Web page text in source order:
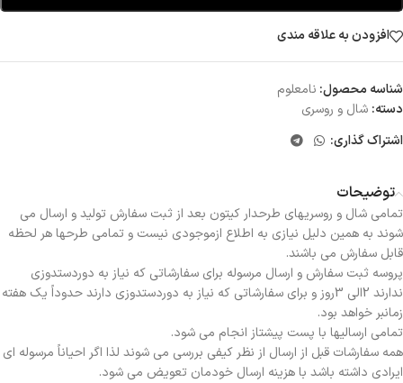
افزودن به علاقه مندی
شناسه محصول: نامعلوم
دسته: شال و روسری
اشتراک گذاری:
توضیحات
تمامی شال و روسریهای طرحدار کیتون بعد از ثبت سفارش تولید و ارسال می
شوند به همین دلیل نیازی به اطلاع ازموجودی نیست و تمامی طرحها هر لحظه
قابل سفارش می باشند.
پروسه ثبت سفارش و ارسال مرسوله برای سفارشاتی که نیاز به دوردستدوزی
ندارند 2الی 3روز و برای سفارشاتی که نیاز به دوردستدوزی دارند حدوداً یک هفته
زمانبر خواهد بود.
تمامی ارسالیها با پست پیشتاز انجام می شود.
همه سفارشات قبل از ارسال از نظر کیفی بررسی می شوند لذا اگر احیاناً مرسوله ای
ایرادی داشته باشد با هزینه ارسال خودمان تعویض می شود.